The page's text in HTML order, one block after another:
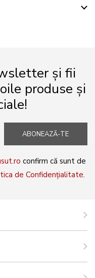
și fii
produse și
ABONEAZĂ-TE
confirm că sunt de
de Confidențialitate.